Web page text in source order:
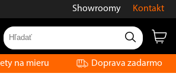
Showroomy Kontakt
na mieru Doprava zadarmo